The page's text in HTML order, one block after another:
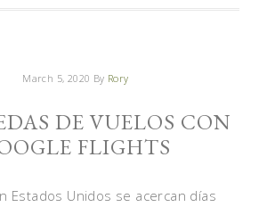
March 5, 2020 By Rory
DE VUELOS CON
FLIGHTS
Estados Unidos se acercan días